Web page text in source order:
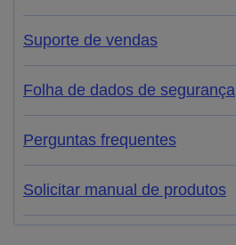
Suporte de vendas
Folha de dados de segurança
Perguntas frequentes
Solicitar manual de produtos